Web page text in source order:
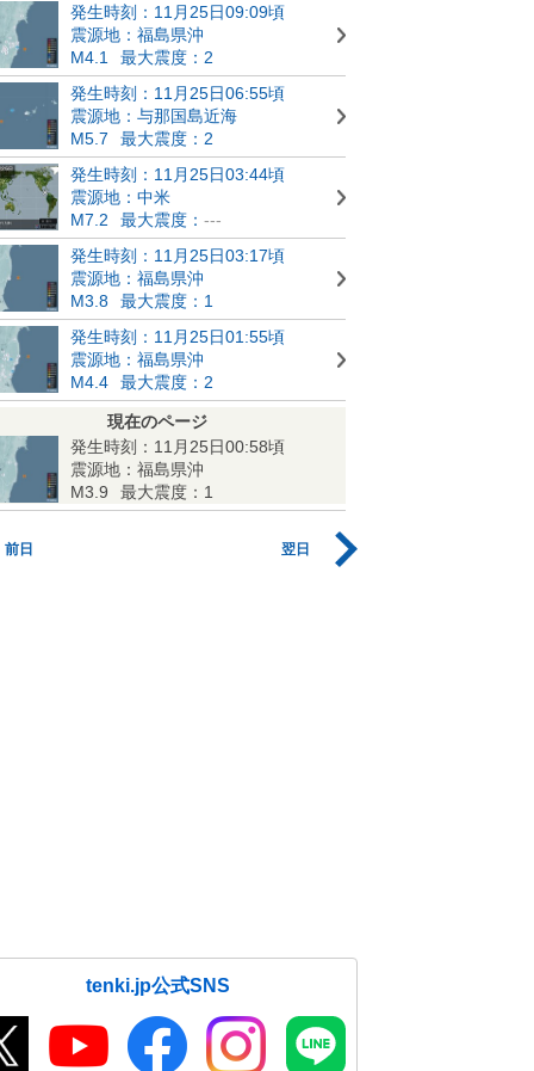
発生時刻：11月25日09:09頃
震源地：福島県沖
M4.1
最大震度：2
発生時刻：11月25日06:55頃
震源地：与那国島近海
M5.7
最大震度：2
発生時刻：11月25日03:44頃
震源地：中米
M7.2
最大震度： ---
発生時刻：11月25日03:17頃
震源地：福島県沖
M3.8
最大震度：1
発生時刻：11月25日01:55頃
震源地：福島県沖
M4.4
最大震度：2
現在のページ
発生時刻：11月25日00:58頃
震源地：福島県沖
M3.9
最大震度：1
前日 翌日
tenki.jp公式SNS